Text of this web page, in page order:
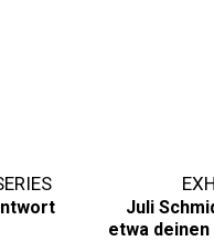
Juli
etwa